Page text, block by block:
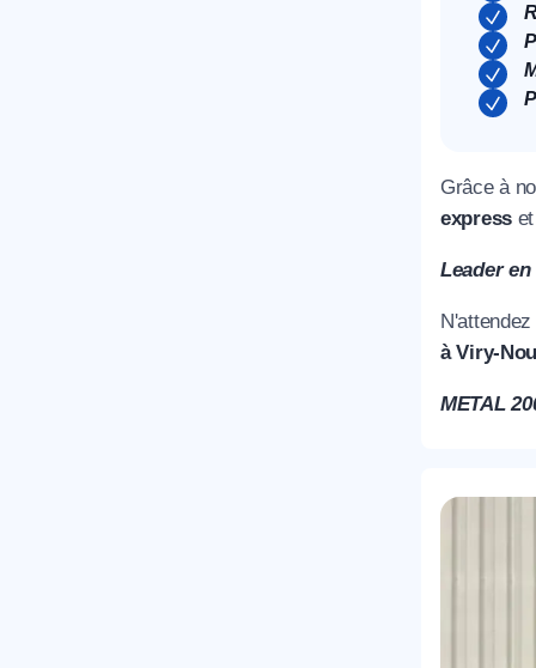
Grâce à
express
Leader
à Viry-
METAL